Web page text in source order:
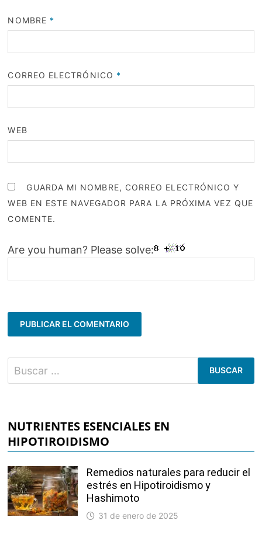
NOMBRE *
CORREO ELECTRÓNICO *
WEB
GUARDA MI NOMBRE, CORREO ELECTRÓNICO Y
WEB EN ESTE NAVEGADOR PARA LA PRÓXIMA VEZ QUE
COMENTE.
Are you human? Please solve:
Buscar:
NUTRIENTES ESENCIALES EN
HIPOTIROIDISMO
Remedios naturales para reducir el
estrés en Hipotiroidismo y
Hashimoto
31 de enero de 2025